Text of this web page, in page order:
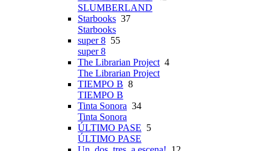
SLUMBERLAND
Starbooks 37
Starbooks
super 8 55
super 8
The Librarian Project 4
The Librarian Project
TIEMPO B 8
TIEMPO B
Tinta Sonora 34
Tinta Sonora
ÚLTIMO PASE 5
ÚLTIMO PASE